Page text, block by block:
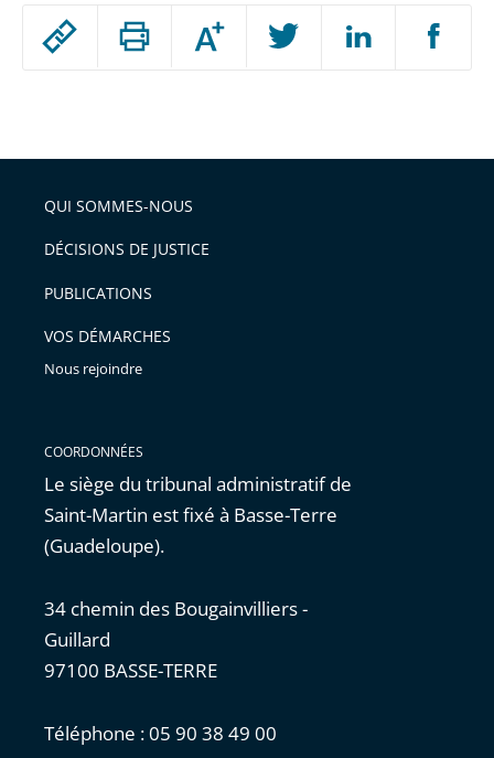
Passer
arriver
après
Augmenter
ou
l'article
pour
avant
QUI SOMMES-NOUS
DÉCISIONS DE JUSTICE
PUBLICATIONS
VOS DÉMARCHES
Nous rejoindre
COORDONNÉES
Le siège du tribunal administratif de
Saint-Martin est fixé à Basse-Terre
(Guadeloupe).
34 chemin des Bougainvilliers -
Guillard
97100 BASSE-TERRE
Téléphone : 05 90 38 49 00